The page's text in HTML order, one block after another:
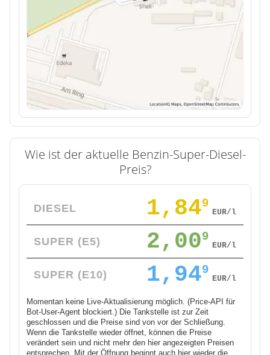
Wie ist der aktuelle Benzin-Super-Diesel-
Preis?
DIESEL 1,849
EUR/l
SUPER (E5) 2,009
EUR/l
SUPER (E10) 1,949
EUR/l
Momentan keine Live-Aktualisierung möglich. (Price-API für
Bot-User-Agent blockiert.) Die Tankstelle ist zur Zeit
geschlossen und die Preise sind von vor der Schließung.
Wenn die Tankstelle wieder öffnet, können die Preise
verändert sein und nicht mehr den hier angezeigten Preisen
entsprechen. Mit der Öffnung beginnt auch hier wieder die